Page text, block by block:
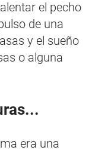
el pecho
de una
y el sueño
o alguna
era una